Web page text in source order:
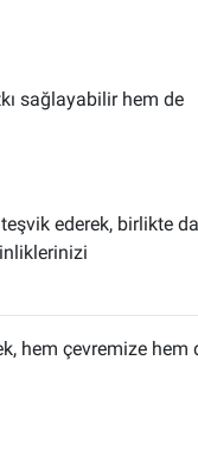
sağlayabilir hem de
ederek, birlikte
hem çevremize hem